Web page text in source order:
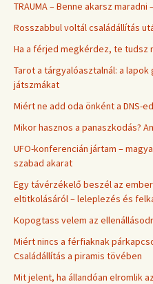
TRAUMA – Benne akarsz
Rosszabbul voltál családállítás
Ha a férjed megkérdez, te tudsz
Tarot a tárgyalóasztalnál: a
játszmákat
Miért ne add oda önként a DNS-
Mikor hasznos a panaszkodás?
UFO-konferencián jártam –
szabad akarat
Egy távérzékelő beszél az
eltitkolásáról – leleplezés és
Kopogtass velem az
Miért nincs a férfiaknak
Családállítás a piramis tövében
Mit jelent, ha állandóan elromlik